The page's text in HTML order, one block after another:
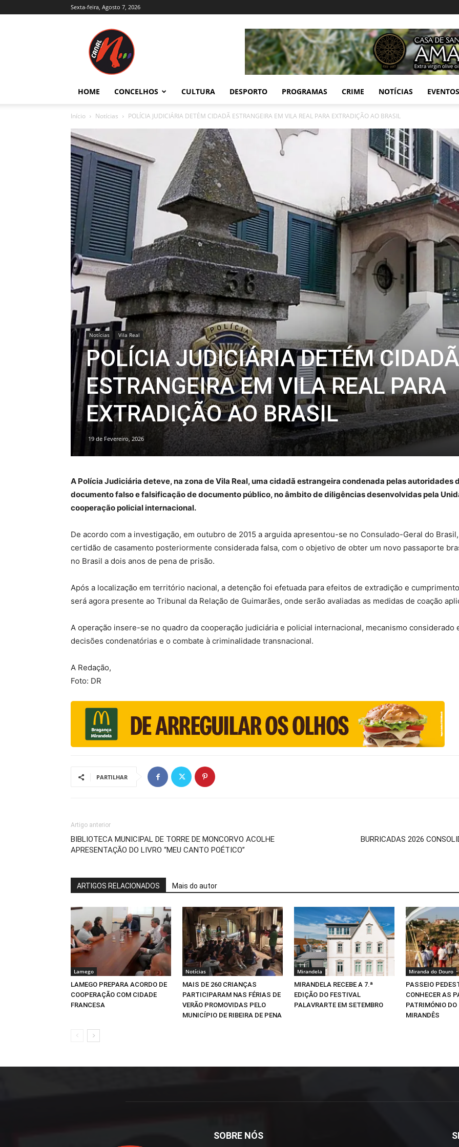
Sexta-feira, Agosto 7, 2026
Trás-
e
Alto
HOME CONCELHOS CULTURA DESPORTO PROGRAMAS CRIME NOTÍCIAS EVENTOS
Início Notícias POLÍCIA JUDICIÁRIA DETÉM CIDADÃ ESTRANGEIRA EM VILA REAL PARA EXTRADIÇÃO AO BRASIL
Notícias Vila Real
POLÍCIA JUDICIÁRIA DETÉM CIDADÃ
ESTRANGEIRA EM VILA REAL PARA
EXTRADIÇÃO AO BRASIL
19 de Fevereiro, 2026
A Polícia Judiciária deteve, na zona de Vila Real, uma cidadã estrangeira condenada pelas autoridades
documento falso e falsificação de documento público, no âmbito de diligências desenvolvidas pela
cooperação policial internacional.
De acordo com a investigação, em outubro de 2015 a arguida apresentou-se no Consulado-Geral do
certidão de casamento posteriormente considerada falsa, com o objetivo de obter um novo passaporte
no Brasil a dois anos de pena de prisão.
Após a localização em território nacional, a detenção foi efetuada para efeitos de extradição e
será agora presente ao Tribunal da Relação de Guimarães, onde serão avaliadas as medidas de coação
A operação insere-se no quadro da cooperação judiciária e policial internacional, mecanismo considerado
decisões condenatórias e o combate à criminalidade transnacional.
A Redação,
Foto: DR
PARTILHAR
Artigo anterior
BIBLIOTECA MUNICIPAL DE TORRE DE MONCORVO ACOLHE
APRESENTAÇÃO DO LIVRO “MEU CANTO POÉTICO”
BURRICADAS 2026
ARTIGOS RELACIONADOS Mais do autor
Lamego
LAMEGO PREPARA ACORDO DE
COOPERAÇÃO COM CIDADE
FRANCESA
Notícias
MAIS DE 260 CRIANÇAS
PARTICIPARAM NAS FÉRIAS DE
VERÃO PROMOVIDAS PELO
MUNICÍPIO DE RIBEIRA DE PENA
Mirandela
MIRANDELA RECEBE A 7.ª
EDIÇÃO DO FESTIVAL
PALAVRARTE EM SETEMBRO
Miranda do Douro
PASSEIO
CONHECER AS
PATRIMÓNIO
MIRANDÊS
SOBRE NÓS